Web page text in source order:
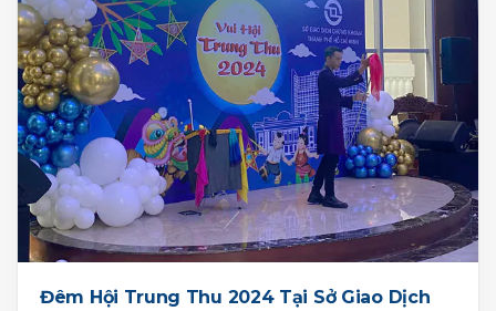
Đêm Hội Trung Thu 2024 Tại Sở Giao Dịch